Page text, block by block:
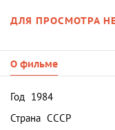
ДЛЯ ПРОСМОТРА
О фильме
Год 1984
Страна СССР